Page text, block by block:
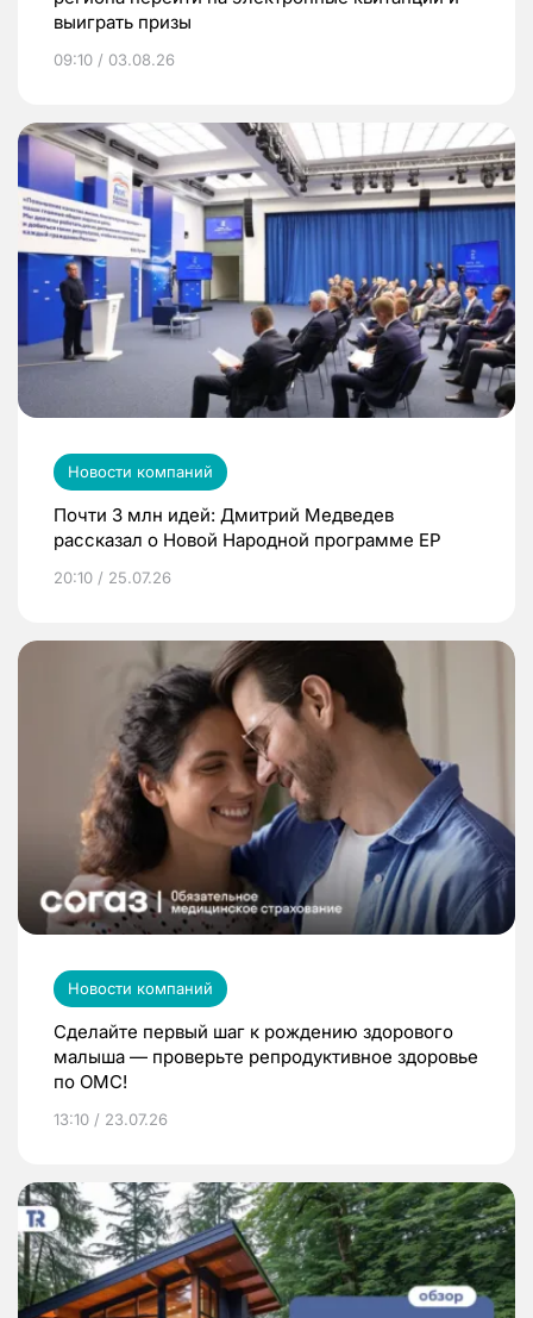
выиграть призы
09:10 / 03.08.26
Новости компаний
Почти 3 млн идей: Дмитрий Медведев
рассказал о Новой Народной программе ЕР
20:10 / 25.07.26
Новости компаний
Сделайте первый шаг к рождению здорового
малыша — проверьте репродуктивное здоровье
по ОМС!
13:10 / 23.07.26